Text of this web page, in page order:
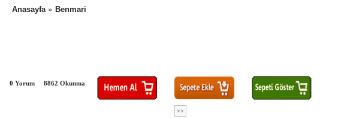
Anasayfa» Benmari
0 Yorum 8862 Okunma
>>